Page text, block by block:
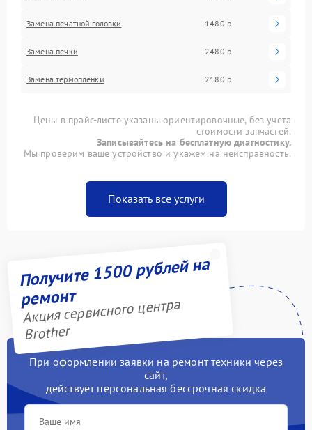
Замена печатной головки 1480 р
Замена печки 2480 р
Замена термопленки 2180 р
Цены в прайс-листе указаны ориентировочные, без учета
стоимости запчастей.
Записывайтесь на бесплатную диагностику.
Мы проверим ваше устройство и укажем на неисправность.
Показать все услуги
Получите 1500 рублей на
ремонт
Акция сервисного центра
Brother
При оформлении заявки на ремонт техники через
сайт,
действует персональная бессрочная скидка